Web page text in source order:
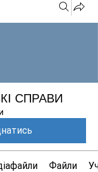
СПРАВИ
Файли